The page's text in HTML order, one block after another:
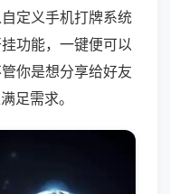
定义手机打牌系统
功能，一键便可以
你是想分享给好友
足需求。